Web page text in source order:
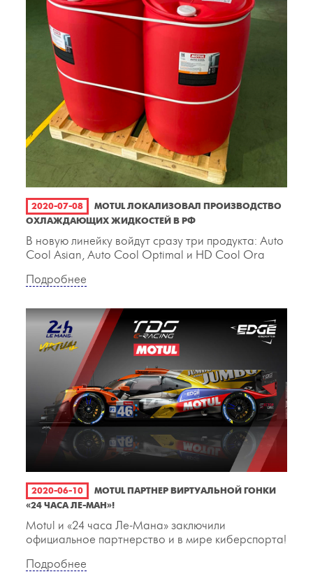
2020-07-08
MOTUL ЛОКАЛИЗОВАЛ ПРОИЗВОДСТВО
ОХЛАЖДАЮЩИХ ЖИДКОСТЕЙ В РФ
В новую линейку войдут сразу три продукта: Auto
Cool Asian, Auto Cool Optimal и HD Cool Ora
Подробнее
2020-06-10
MOTUL ПАРТНЕР ВИРТУАЛЬНОЙ ГОНКИ
«24 ЧАСА ЛЕ-МАН»!
Motul и «24 часа Ле-Мана» заключили
официальное партнерство и в мире киберспорта!
Подробнее